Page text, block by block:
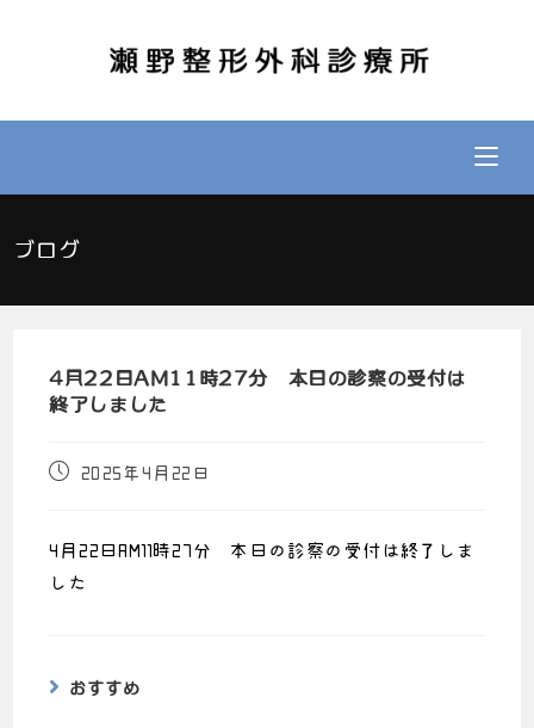
ブログ
4月22日AM11時27分 本日の診察の受付は
終了しました
2025年4月22日
4月22日AM11時27分 本日の診察の受付は終了しま
した
おすすめ